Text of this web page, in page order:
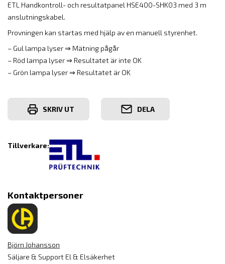
ETL Handkontroll- och resultatpanel HSE400-SHK03 med 3 m
anslutningskabel.
Provningen kan startas med hjälp av en manuell styrenhet.
– Gul lampa lyser ⇒ Mätning pågår
– Röd lampa lyser ⇒ Resultatet är inte OK
– Grön lampa lyser ⇒ Resultatet är OK
SKRIV UT DELA
Tillverkare:
Kontaktpersoner
Björn Johansson
Säljare & Support El & Elsäkerhet